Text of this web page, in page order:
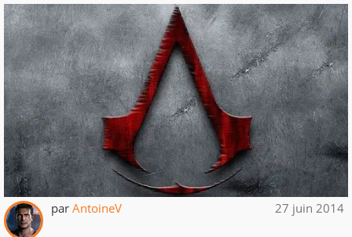
par AntoineV 27 juin 2014